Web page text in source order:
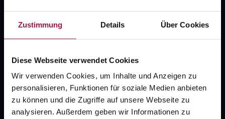
Zustimmung Details Über Cookies
Diese Webseite verwendet Cookies
Wir verwenden Cookies, um Inhalte und Anzeigen zu
personalisieren, Funktionen für soziale Medien anbieten
zu können und die Zugriffe auf unsere Webseite zu
analysieren. Außerdem geben wir Informationen zu
Fragen zu Deiner Bestellung?
Kontakt
FAQ
Widerrufsformular